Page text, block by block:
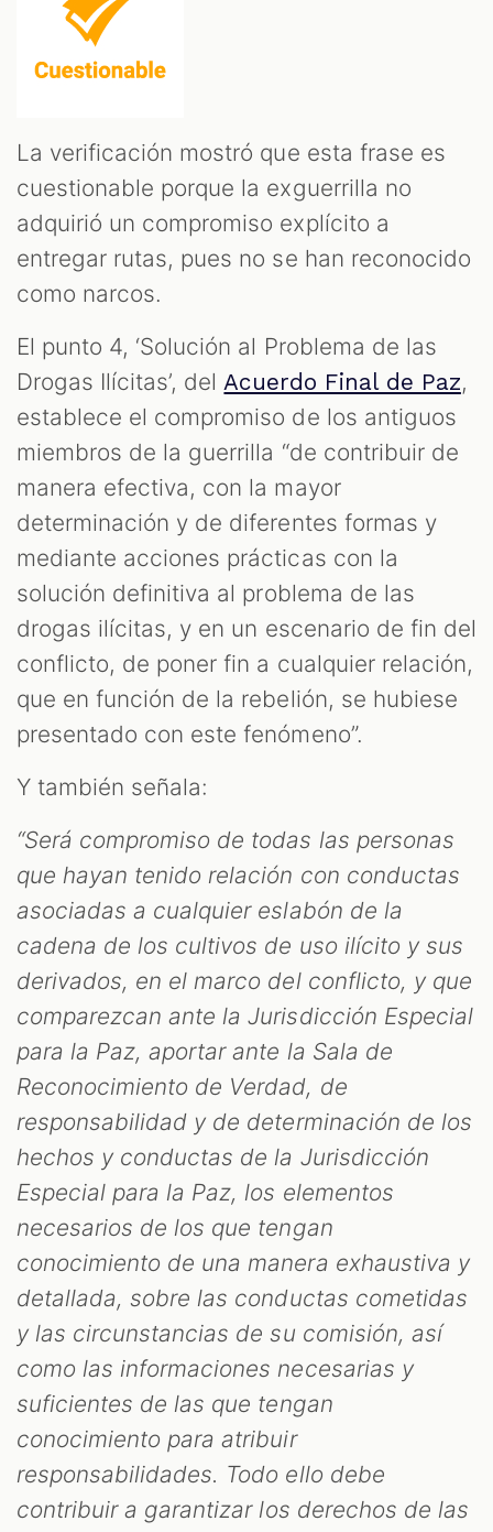
La verificación mostró que esta frase es
cuestionable porque la exguerrilla no
adquirió un compromiso explícito a
entregar rutas, pues no se han reconocido
como narcos.
El punto 4, ‘Solución al Problema de las
Drogas Ilícitas’, del Acuerdo Final de Paz,
establece el compromiso de los antiguos
miembros de la guerrilla “de contribuir de
manera efectiva, con la mayor
determinación y de diferentes formas y
mediante acciones prácticas con la
solución definitiva al problema de las
drogas ilícitas, y en un escenario de fin del
conflicto, de poner fin a cualquier relación,
que en función de la rebelión, se hubiese
presentado con este fenómeno”.
Y también señala:
“Será compromiso de todas las personas
que hayan tenido relación con conductas
asociadas a cualquier eslabón de la
cadena de los cultivos de uso ilícito y sus
derivados, en el marco del conflicto, y que
comparezcan ante la Jurisdicción Especial
para la Paz, aportar ante la Sala de
Reconocimiento de Verdad, de
responsabilidad y de determinación de los
hechos y conductas de la Jurisdicción
Especial para la Paz, los elementos
necesarios de los que tengan
conocimiento de una manera exhaustiva y
detallada, sobre las conductas cometidas
y las circunstancias de su comisión, así
como las informaciones necesarias y
suficientes de las que tengan
conocimiento para atribuir
responsabilidades. Todo ello debe
contribuir a garantizar los derechos de las